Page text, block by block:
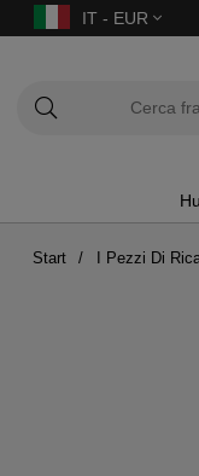
IT - EUR
Start I Pezzi Di